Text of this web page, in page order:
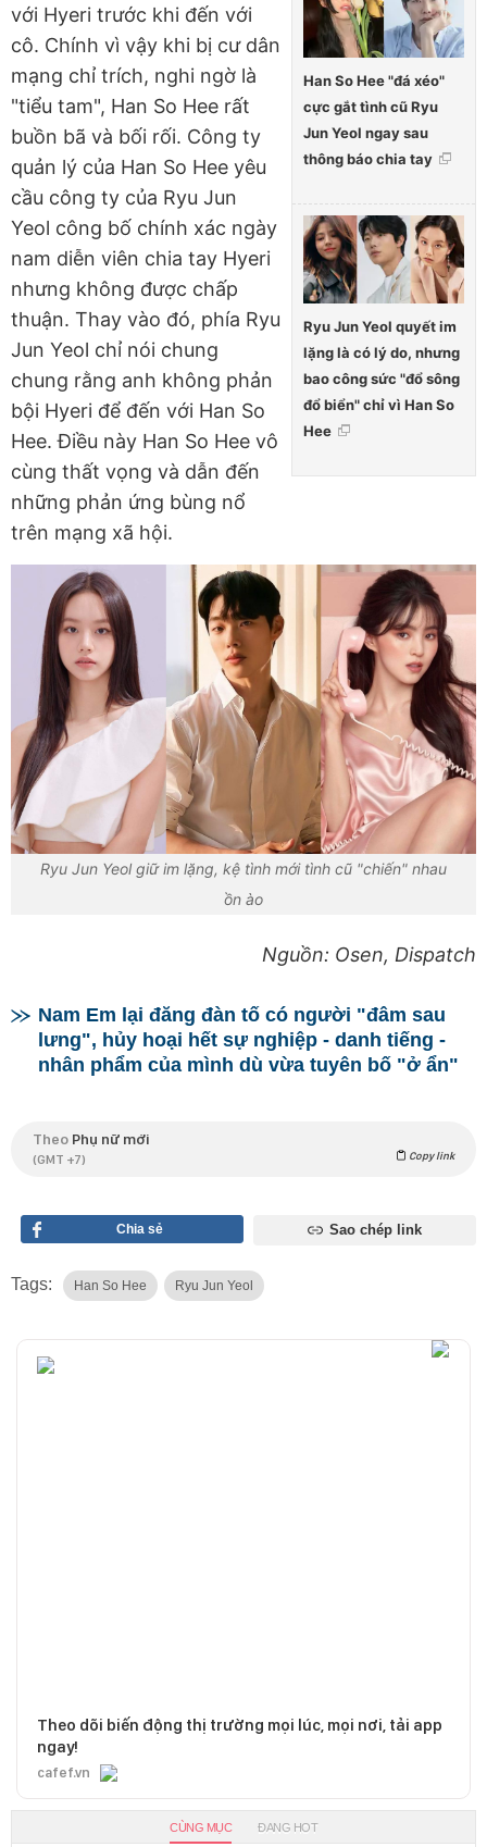
Han So Hee "đá xéo"
cực gắt tình cũ Ryu
Jun Yeol ngay sau
thông báo chia tay
Ryu Jun Yeol quyết im
lặng là có lý do, nhưng
bao công sức "đổ sông
đổ biển" chỉ vì Han So
Hee
với Hyeri trước khi đến với
cô. Chính vì vậy khi bị cư dân
mạng chỉ trích, nghi ngờ là
"tiểu tam", Han So Hee rất
buồn bã và bối rối. Công ty
quản lý của Han So Hee yêu
cầu công ty của Ryu Jun
Yeol công bố chính xác ngày
nam diễn viên chia tay Hyeri
nhưng không được chấp
thuận. Thay vào đó, phía Ryu
Jun Yeol chỉ nói chung
chung rằng anh không phản
bội Hyeri để đến với Han So
Hee. Điều này Han So Hee vô
cùng thất vọng và dẫn đến
những phản ứng bùng nổ
trên mạng xã hội.
Ryu Jun Yeol giữ im lặng, kệ tình mới tình cũ "chiến" nhau
ồn ào
Nguồn: Osen, Dispatch
Nam Em lại đăng đàn tố có người "đâm sau
lưng", hủy hoại hết sự nghiệp - danh tiếng -
nhân phẩm của mình dù vừa tuyên bố "ở ẩn"
Theo Phụ nữ mới
(GMT +7) Copy link
Chia sẻ Sao chép link
Tags: Han So Hee Ryu Jun Yeol
Theo dõi biến động thị trường mọi lúc, mọi nơi, tải app
ngay!
cafef.vn
CÙNG MỤC ĐANG HOT